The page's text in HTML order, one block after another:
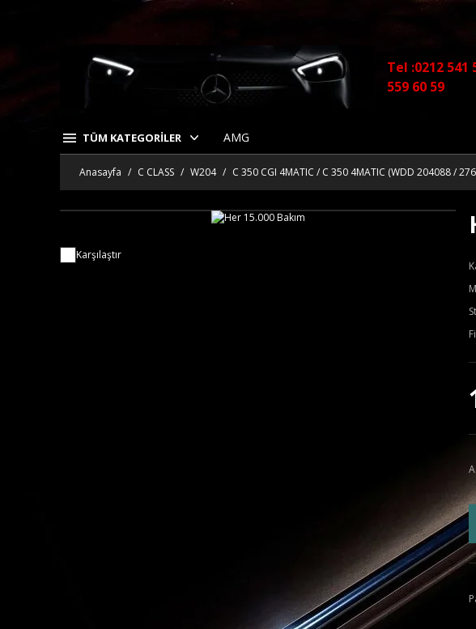
Tel :0212 541
559 60 59
TÜM KATEGORİLER AMG
Anasayfa C CLASS W204 C 350 CGI 4MATIC / C 350 4MATIC (WDD 204088 /
Karşılaştır